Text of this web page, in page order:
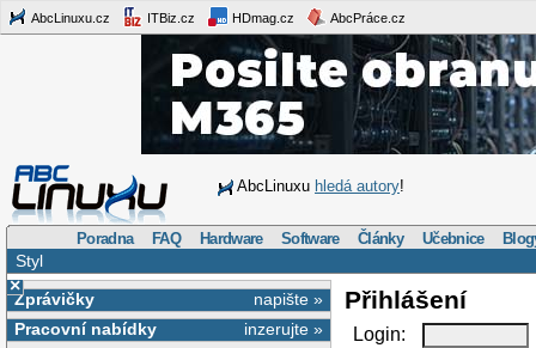
AbcLinuxu.cz ITBiz.cz HDmag.cz AbcPráce.cz
AbcLinuxu hledá autory!
Poradna FAQ Hardware Software Články Učebnice
Styl
×
napište »
Zprávičky
inzerujte »
Pracovní nabídky
Přihlášení
Login: